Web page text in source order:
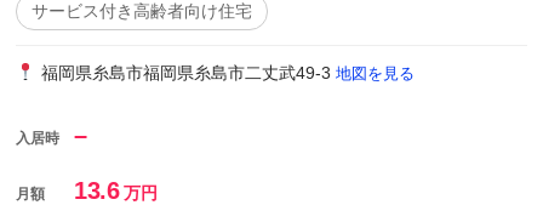
サービス付き高齢者向け住宅
福岡県糸島市福岡県糸島市二丈武49-3 地図を見る
入居時 –
月額 13.6万円